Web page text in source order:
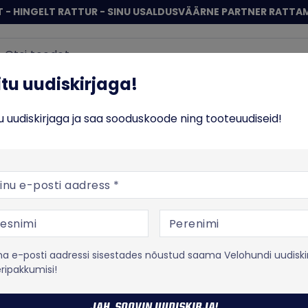
- HINGELT RATTUR - SINU USALDUSVÄÄRNE PARTNER
ja rattakompuutrid
JRC
Integreeritud lenksule
uudiskirjaga!
uudiskirjaga ja saa sooduskoode ning tooteuudiseid!
aadress
e-posti aadressi sisestades nõustud saama Velohundi